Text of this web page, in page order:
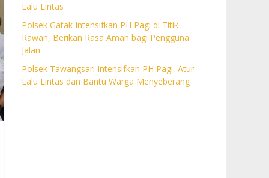
Lalu Lintas
Polsek Gatak Intensifkan PH Pagi di Titik
Rawan, Berikan Rasa Aman bagi Pengguna
Jalan
Polsek Tawangsari Intensifkan PH Pagi, Atur
Lalu Lintas dan Bantu Warga Menyeberang